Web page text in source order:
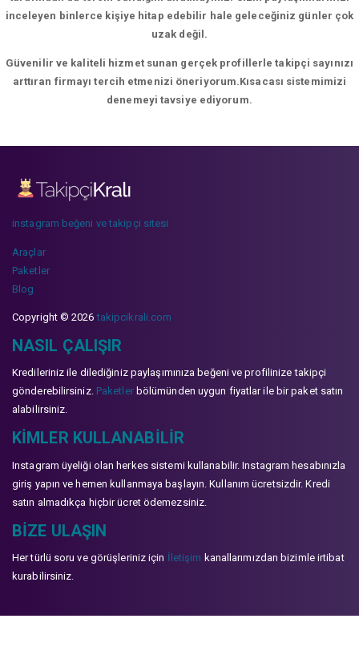
inceleyen binlerce kişiye hitap edebilir hale geleceğiniz günler çok
uzak değil.
Güvenilir ve kaliteli hizmet sunan gerçek profillerle takipçi sayınızı
arttıran firmayı tercih etmenizi öneriyorum.Kısacası sistemimizi
denemeyi tavsiye ediyorum.
instagram beğeni ve takipçi sitesi
Araçlar
Paketler
Blog
Copyright © 2026takipcikrali.com
NASIL ÇALIŞIR
Kredileriniz ile dilediğiniz paylaşımınıza beğeni ve profilinize takipçi
gönderebilirsiniz. Paketlerbölümünden uygun fiyatlar ile bir paket satın
alabilirsiniz.
KIMLER KULLANABILIR
Instagram üyeliği olan herkes sistemi kullanabilir. Instagram hesabınızla
giriş yapın ve hemen kullanmaya başlayın. Kullanım ücretsizdir. Kredi
satın almadıkça hiçbir ücret ödemezsiniz.
BIZE ULAŞIN
Her türlü soru ve görüşleriniz için İletişim kanallarımızdan bizimle irtibat
kurabilirsiniz.